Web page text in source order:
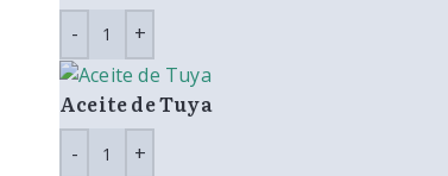
Aceite de Tuya